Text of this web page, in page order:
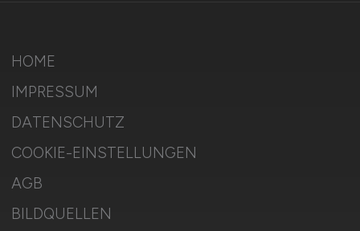
HOME
IMPRESSUM
DATENSCHUTZ
COOKIE-EINSTELLUNGEN
AGB
BILDQUELLEN